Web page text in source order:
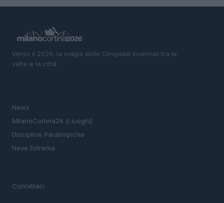
Verso il 2026: la magia delle Olimpiadi invernali tra le
vette e la città.
News
MIlanoCortina26 (i luoghi)
Discipline Paralimpiche
Neve Estrema
Contattaci